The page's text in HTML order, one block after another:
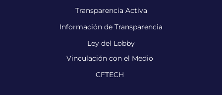
Transparencia Activa
Información de Transparencia
Ley del Lobby
Vinculación con el Medio
CFTECH